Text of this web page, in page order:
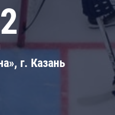
г. Казань